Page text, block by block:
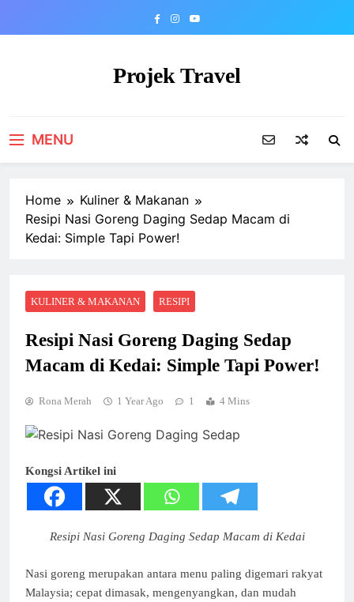
Projek Travel
MENU
Home
Kuliner & Makanan
Resipi Nasi Goreng Daging Sedap Macam di
Kedai: Simple Tapi Power!
KULINER & MAKANAN RESIPI
Resipi Nasi Goreng Daging Sedap
Macam di Kedai: Simple Tapi Power!
Rona Merah 1 Year Ago 1 4 Mins
Kongsi Artikel ini
Resipi Nasi Goreng Daging Sedap Macam di Kedai
Nasi goreng merupakan antara menu paling digemari rakyat
Malaysia; cepat dimasak, mengenyangkan, dan mudah